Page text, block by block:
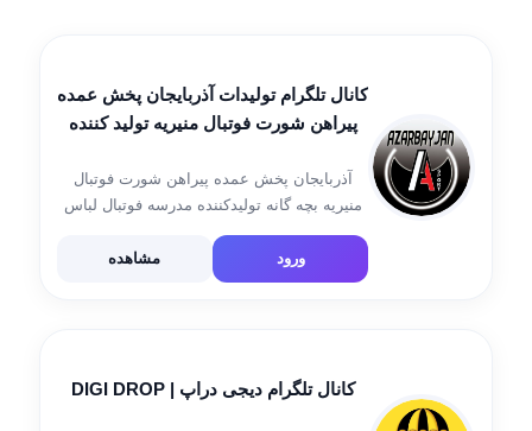
کانال تلگرام تولیدات آذربایجان پخش عمده
پیراهن شورت فوتبال منیریه تولید کننده
لباس فوتبال ورزشی
آذربایجان پخش عمده پیراهن شورت فوتبال
منیریه بچه گانه تولیدکننده مدرسه فوتبال لباس
http://instagram.com/azbsport ✅سایت :
ورود مشاهده
کانال تلگرام دیجی دراپ | DIGI DROP